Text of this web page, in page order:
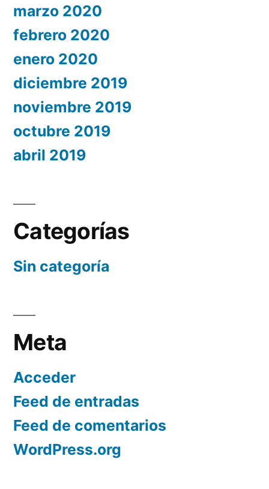
marzo 2020
febrero 2020
enero 2020
diciembre 2019
noviembre 2019
octubre 2019
abril 2019
Categorías
Sin categoría
Meta
Acceder
Feed de entradas
Feed de comentarios
WordPress.org